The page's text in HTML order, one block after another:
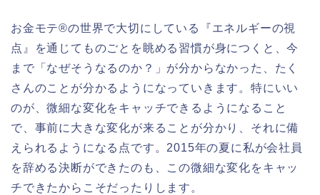
お金モテ®の世界で大切にしている『エネルギーの視
点』を通じてものごとを眺める習慣が身につくと、今
まで「なぜそうなるのか？」が分からなかった、たく
さんのことが分かるようになっていきます。特にいい
のが、微細な変化をキャッチできるようになること
で、事前に大きな変化が来ることが分かり、それに備
えられるようになる点です。2015年の夏に私が会社員
を辞める決断ができたのも、この微細な変化をキャッ
チできたからこそだったりします。